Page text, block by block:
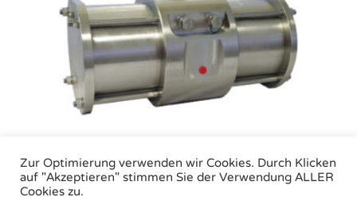
Zur Optimierung verwenden wir Cookies. Durch Klicken
auf "Akzeptieren" stimmen Sie der Verwendung ALLER
Cookies zu.